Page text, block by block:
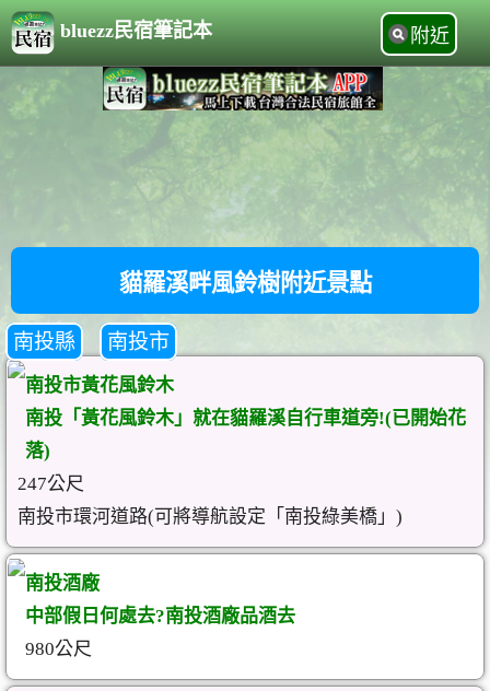
bluezz民宿筆記本 附近
貓羅溪畔風鈴樹附近景點
南投縣 南投市
南投市黃花風鈴木
南投「黃花風鈴木」就在貓羅溪自行車道旁!(已開始花
落)
247公尺
南投市環河道路(可將導航設定「南投綠美橋」)
南投酒廠
中部假日何處去?南投酒廠品酒去
980公尺